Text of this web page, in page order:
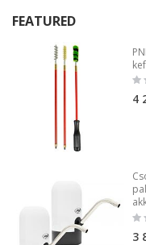
FEATURED
4
0%
3